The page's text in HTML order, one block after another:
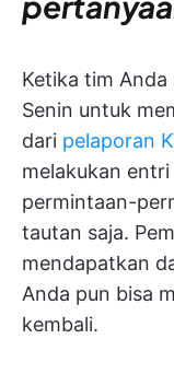
Ketika tim
Senin untuk
dari pelaporan
melakukan
permintaan-
tautan saja.
mendapatkan
Anda pun bisa
kembali.